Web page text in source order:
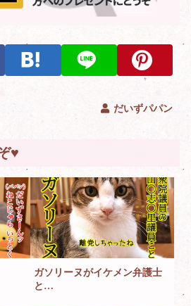
だいずパパン
♥
ガソリーヌがイケメン弁護士
と…